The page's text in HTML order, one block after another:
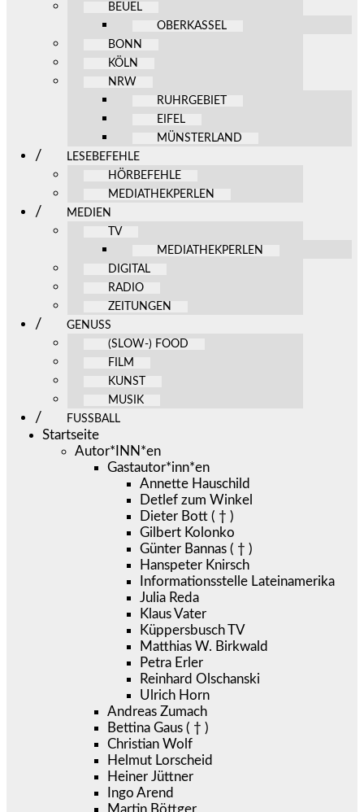
BEUEL
OBERKASSEL
BONN
KÖLN
NRW
RUHRGEBIET
EIFEL
MÜNSTERLAND
LESEBEFEHLE
HÖRBEFEHLE
MEDIATHEKPERLEN
MEDIEN
TV
MEDIATHEKPERLEN
DIGITAL
RADIO
ZEITUNGEN
GENUSS
(SLOW-) FOOD
FILM
KUNST
MUSIK
FUSSBALL
Startseite
Autor*INN*en
Gastautor*inn*en
Annette Hauschild
Detlef zum Winkel
Dieter Bott ( † )
Gilbert Kolonko
Günter Bannas ( † )
Hanspeter Knirsch
Informationsstelle Lateinamerika
Julia Reda
Klaus Vater
Küppersbusch TV
Matthias W. Birkwald
Petra Erler
Reinhard Olschanski
Ulrich Horn
Andreas Zumach
Bettina Gaus ( † )
Christian Wolf
Helmut Lorscheid
Heiner Jüttner
Ingo Arend
Martin Böttger